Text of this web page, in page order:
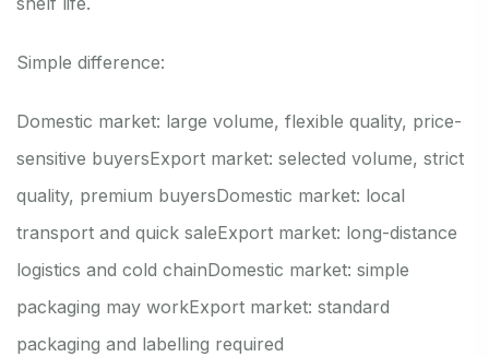
Simple difference:
Domestic market: large volume, flexible quality, price-
sensitive buyersExport market: selected volume, strict
quality, premium buyersDomestic market: local
transport and quick saleExport market: long-distance
logistics and cold chainDomestic market: simple
packaging may workExport market: standard
packaging and labelling required